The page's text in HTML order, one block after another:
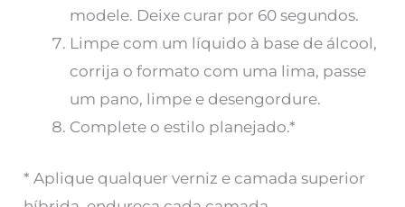
modele. Deixe curar por 60 segundos.
Limpe com um líquido à base de álcool,
corrija o formato com uma lima, passe
um pano, limpe e desengordure.
Complete o estilo planejado.*
* Aplique qualquer verniz e camada superior